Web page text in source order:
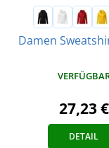
Damen
27,23 €
DETAIL